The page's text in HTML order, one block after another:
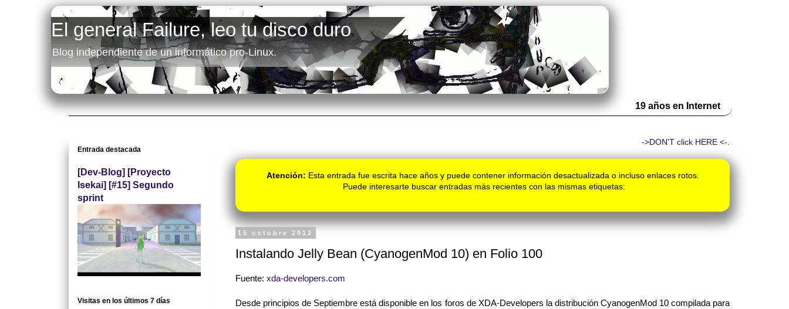
El general Failure, leo tu disco duro
Blog independiente de un informático pro-Linux.
19 años en Internet
->DON'T click HERE <-.
Atención: Esta entrada fue escrita hace años y puede contener información desactualizada o incluso enlaces rotos.
Puede interesarte buscar entradas más recientes con las mismas etiquetas:
15 octubre 2012
Instalando Jelly Bean (CyanogenMod 10) en Folio 100
Fuente: xda-developers.com
Desde principios de Septiembre está disponible en los foros de XDA-Developers la distribución CyanogenMod 10 compilada para
Entrada destacada
[Dev-Blog] [Proyecto
Isekai] [#15] Segundo
sprint
Visitas en los últimos 7 días